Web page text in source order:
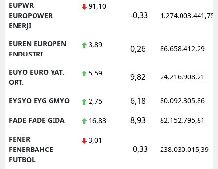
EUPWR
EUROPOWER
ENERJI
91,10
-0,33 1.274.003.441,75
EUREN EUROPEN
ENDUSTRI
3,89 0,26 86.658.412,29
EUYO EURO YAT.
ORT.
5,59 9,82 24.216.908,21
EYGYO EYG GMYO 2,75 6,18 80.092.305,86
FADE FADE GIDA 16,83 8,93 82.152.795,81
FENER
FENERBAHCE
FUTBOL
3,01
-0,33 238.030.015,39